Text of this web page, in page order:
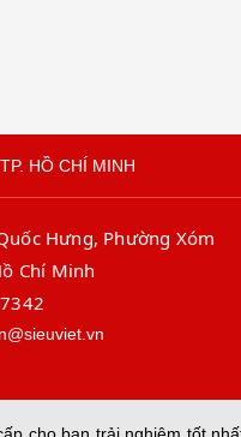
HỒ CHÍ MINH
Hưng, Phường Xóm
Chí Minh